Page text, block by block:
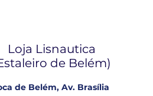
Loja Lisnautica
de Belém​)
de Belém, Av. Brasília